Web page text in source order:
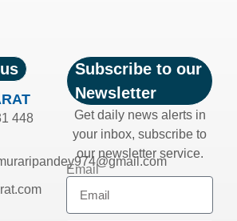
448
Subscribe to our
Newsletter
Get daily news alerts in
your inbox, subscribe to
our newsletter service.
Email